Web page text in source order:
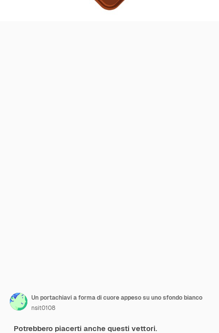
Un portachiavi a forma di cuore appeso su uno sfondo bianco
nsit0108
Potrebbero piacerti anche questi vettori.